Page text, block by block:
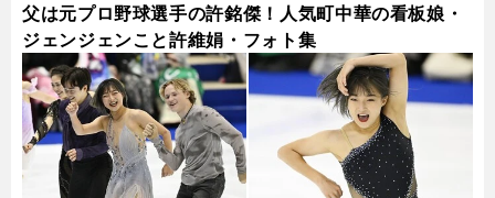
父は元プロ野球選手の許銘傑！人気町中華の看板娘・
ジェンジェンこと許維娟・フォト集